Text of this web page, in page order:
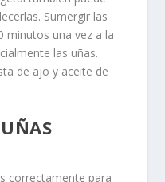
Sumergir las
minutos una vez a la
las uñas.
de ajo y aceite de
correctamente para